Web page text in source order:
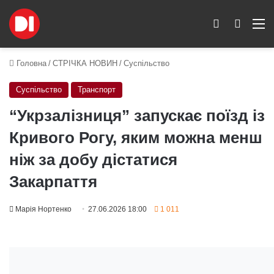
Пошук
Switch skin
Головна / СТРІЧКА НОВИН / Суспільство
Суспільство Транспорт
“Укрзалізниця” запускає поїзд із
Кривого Рогу, яким можна менш
ніж за добу дістатися
Закарпаття
Марія Нортенко 27.06.2026 18:00 1 011